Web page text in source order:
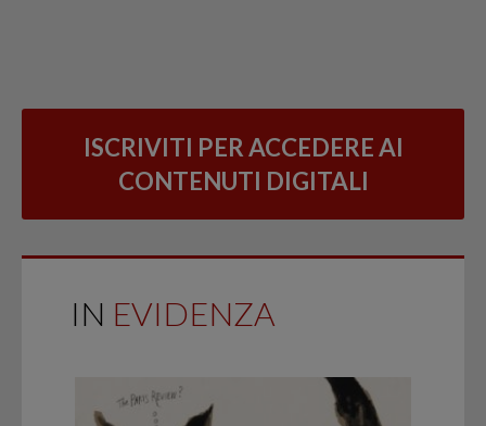
ISCRIVITI PER ACCEDERE AI
CONTENUTI DIGITALI
IN EVIDENZA